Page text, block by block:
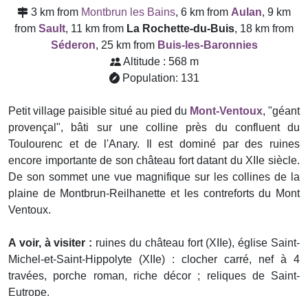
3 km from Montbrun les Bains, 6 km from Aulan, 9 km
from Sault, 11 km from La Rochette-du-Buis, 18 km from
Séderon, 25 km from Buis-les-Baronnies
Altitude : 568 m
Population: 131
Petit village paisible situé au pied du Mont-Ventoux, "géant
provençal", bâti sur une colline près du confluent du
Toulourenc et de l'Anary. Il est dominé par des ruines
encore importante de son château fort datant du XIIe siècle.
De son sommet une vue magnifique sur les collines de la
plaine de Montbrun-Reilhanette et les contreforts du Mont
Ventoux.
A voir, à visiter : ruines du château fort (XIIe), église Saint-
Michel-et-Saint-Hippolyte (XIIe) : clocher carré, nef à 4
travées, porche roman, riche décor ; reliques de Saint-
Eutrope.